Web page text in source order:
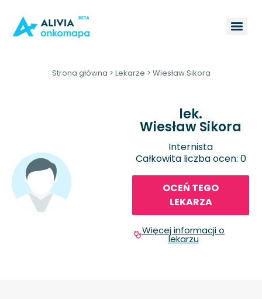
Strona główna > Lekarze > Wiesław Sikora
lek.
Wiesław Sikora
Internista
Całkowita liczba ocen: 0
OCEŃ TEGO
LEKARZA
Więcej informacji o
lekarzu